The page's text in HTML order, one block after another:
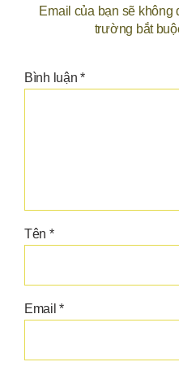
Email của bạn sẽ
trường bắt
Bình luận*
Tên *
Email*